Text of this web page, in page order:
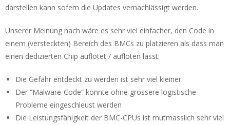
darstellen kann sofern die Updates vernachlässigt werden.
Unserer Meinung nach wäre es sehr viel einfacher, den Code in
einem (versteckten) Bereich des BMCs zu platzieren als dass man
einen dedizierten Chip auflötet / auflöten lässt:
Die Gefahr entdeckt zu werden ist sehr viel kleiner
Der “Malware-Code” könnte ohne grössere logistische
Probleme eingeschleust werden
Die Leistungsfähigkeit der BMC-CPUs ist mutmasslich sehr viel